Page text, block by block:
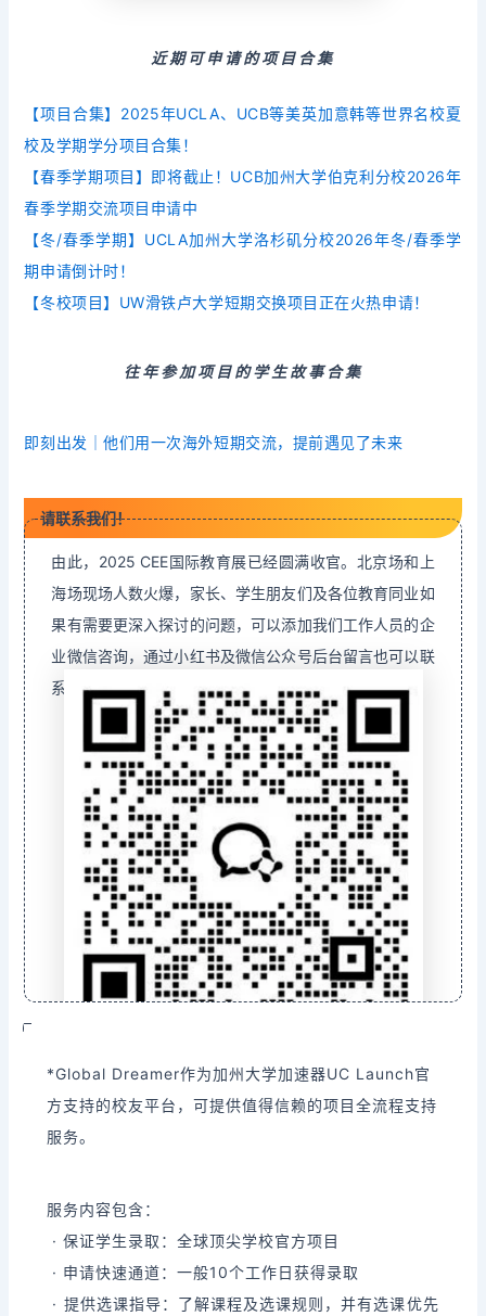
近期可申请的项目合集
【项目合集】2025年UCLA、UCB等美英加意韩等世界名校夏
校及学期学分项目合集！
【春季学期项目】即将截止！UCB加州大学伯克利分校2026年
春季学期交流项目申请中
【冬/春季学期】UCLA加州大学洛杉矶分校2026年冬/春季学
期申请倒计时！
【冬校项目】UW滑铁卢大学短期交换项目正在火热申请！
往年参加项目的学生故事合集
即刻出发｜他们用一次海外短期交流，提前遇见了未来
请联系我们！
由此，2025 CEE国际教育展已经圆满收官。北京场和上
海场现场人数火爆，家长、学生朋友们及各位教育同业如
果有需要更深入探讨的问题，可以添加我们工作人员的企
业微信咨询，通过小红书及微信公众号后台留言也可以联
系到我们。
*Global Dreamer作为加州大学加速器UC Launch官
方支持的校友平台，可提供值得信赖的项目全流程支持
服务。
服务内容包含：
· 保证学生录取：全球顶尖学校官方项目
· 申请快速通道：一般10个工作日获得录取
· 提供选课指导：了解课程及选课规则，并有选课优先